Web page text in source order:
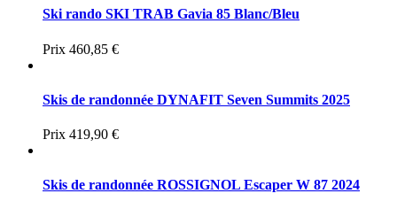
Ski rando SKI TRAB Gavia 85 Blanc/Bleu
Prix 460,85 €
Skis de randonnée DYNAFIT Seven Summits 2025
Prix 419,90 €
Skis de randonnée ROSSIGNOL Escaper W 87 2024